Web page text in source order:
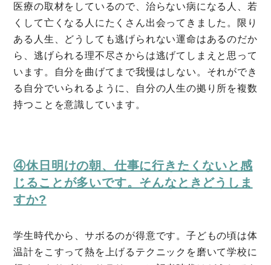
医療の取材をしているので、治らない病になる人、若
くして亡くなる人にたくさん出会ってきました。限り
ある人生、どうしても逃げられない運命はあるのだか
ら、逃げられる理不尽さからは逃げてしまえと思って
います。自分を曲げてまで我慢はしない。それができ
る自分でいられるように、自分の人生の拠り所を複数
持つことを意識しています。
④休日明けの朝、仕事に行きたくないと感
じることが多いです。そんなときどうしま
すか?
学生時代から、サボるのが得意です。子どもの頃は体
温計をこすって熱を上げるテクニックを磨いて学校に